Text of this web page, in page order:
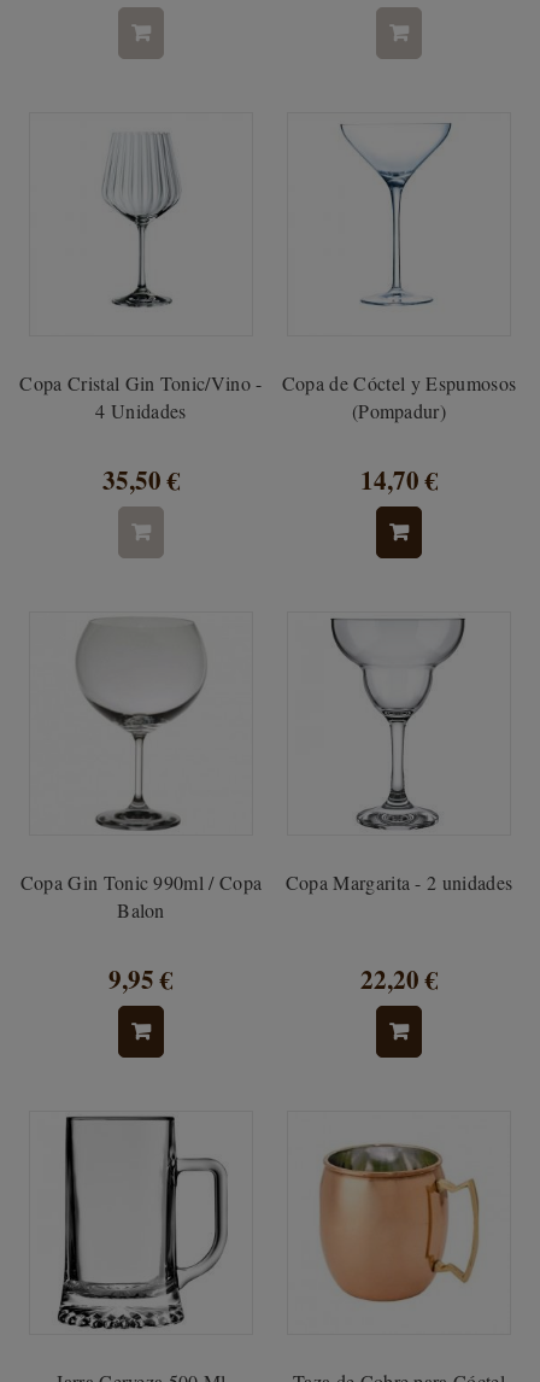
Copa Cristal Gin Tonic/Vino -
4 Unidades
35,50 €
Copa de Cóctel y Espumosos
(Pompadur)
14,70 €
Copa Gin Tonic 990ml / Copa
Balon
9,95 €
Copa Margarita - 2 unidades
22,20 €